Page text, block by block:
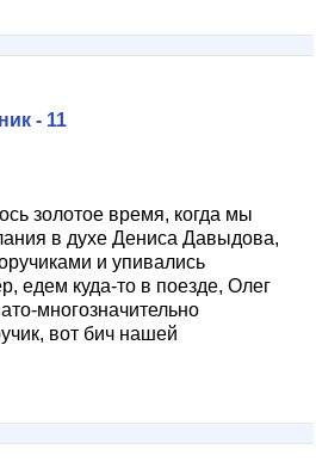
- 11
золотое время, когда мы
в духе Дениса Давыдова,
и упивались
едем куда-то в поезде, Олег
многозначительно
вот бич нашей